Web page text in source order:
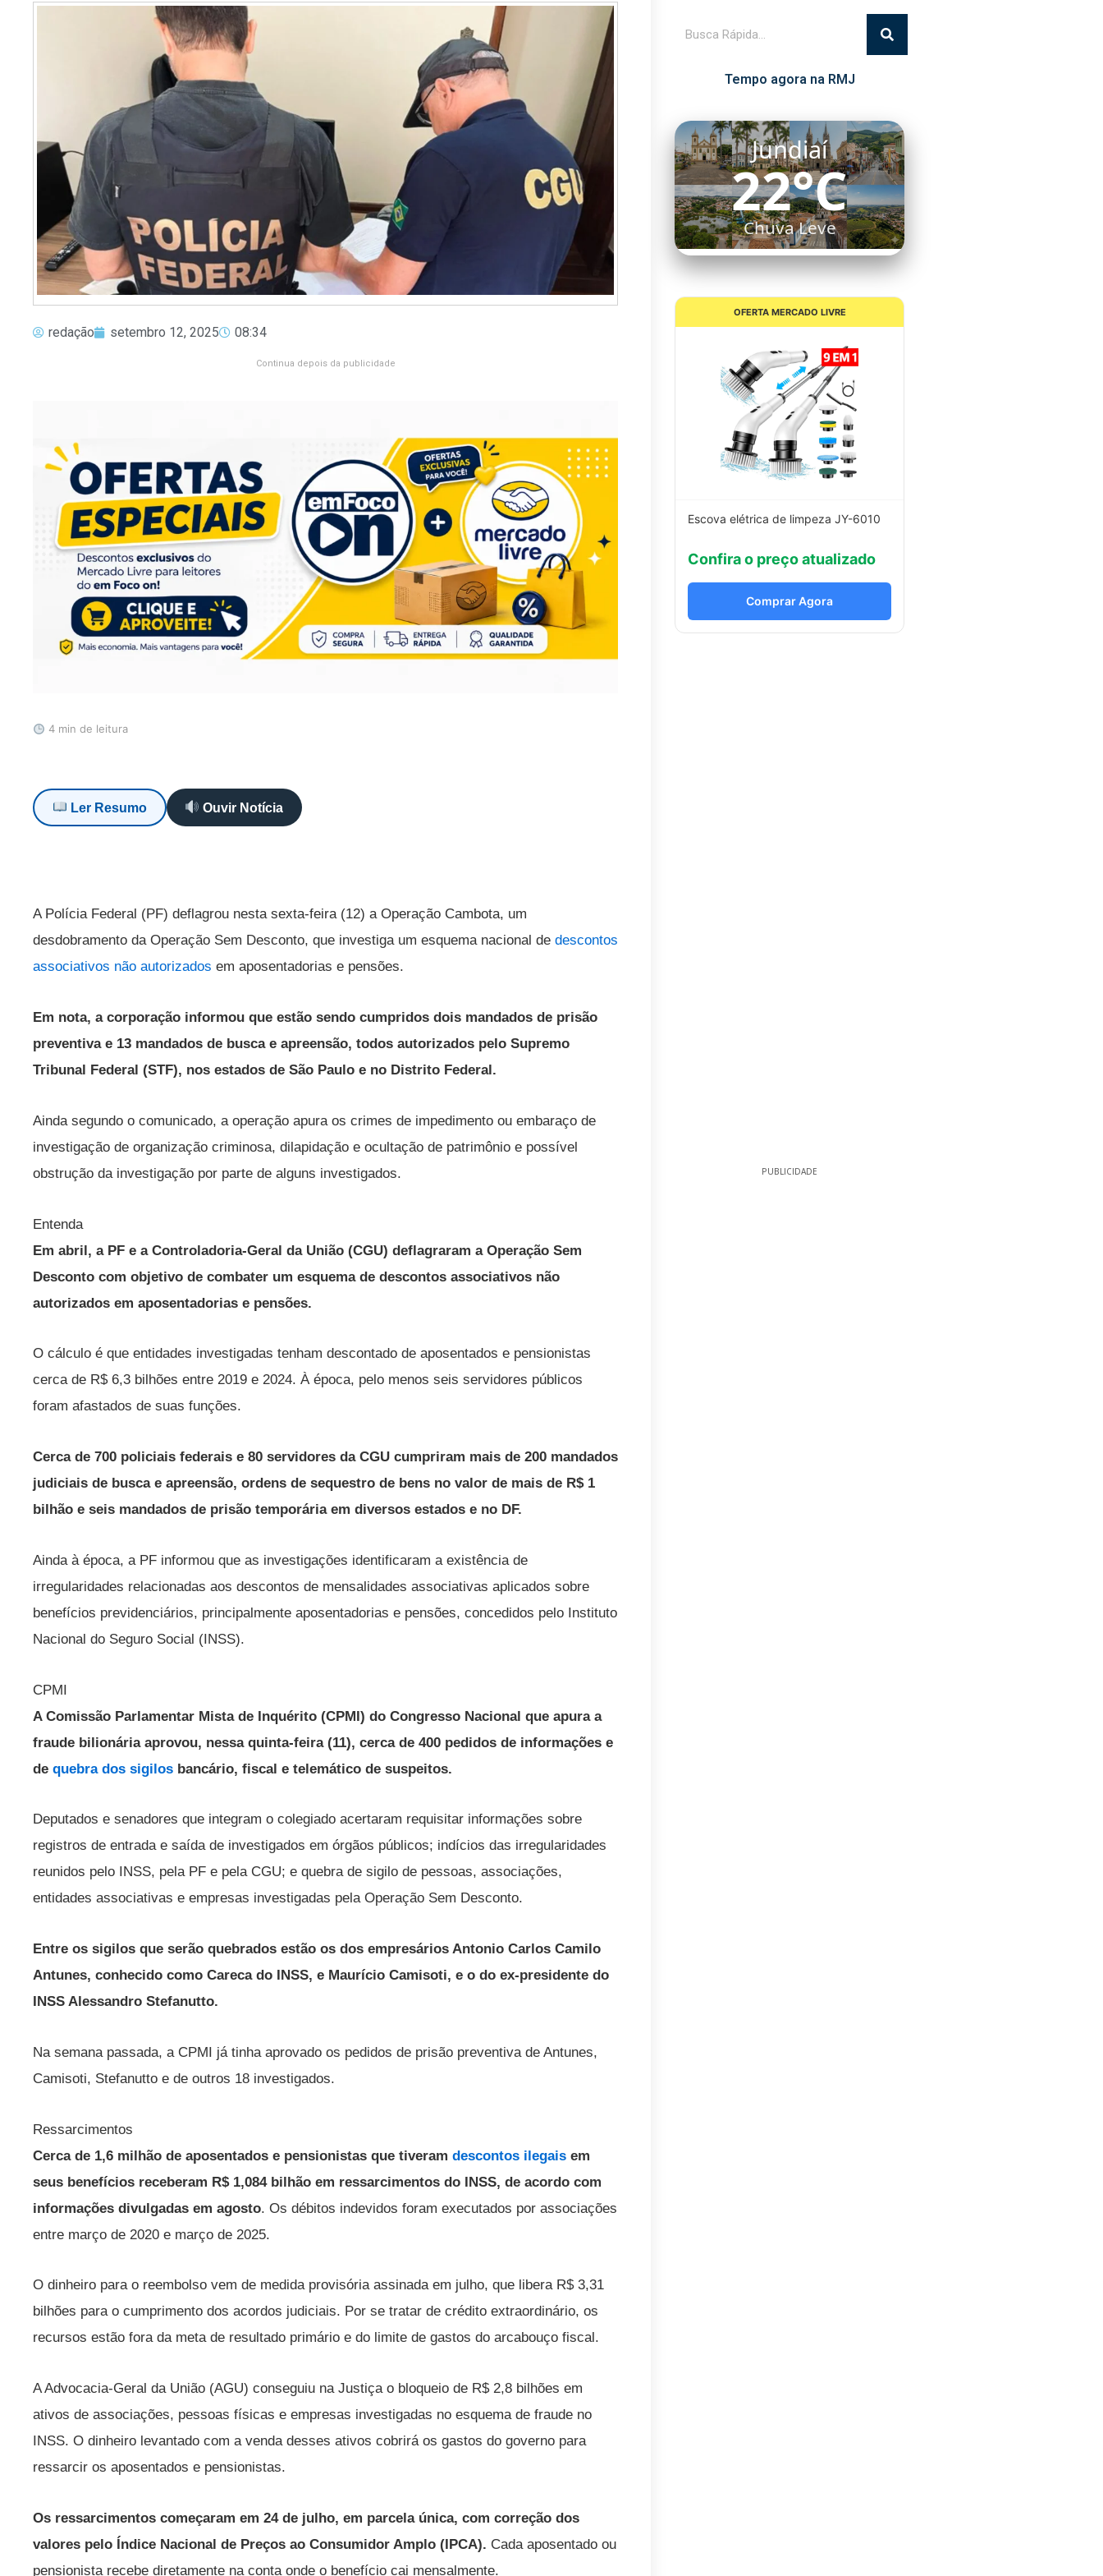
redação setembro 12, 2025 08:34
Continua depois da publicidade
4 min de leitura
Ler Resumo Ouvir Notícia
A Polícia Federal (PF) deflagrou nesta sexta-feira (12) a Operação Cambota, um
desdobramento da Operação Sem Desconto, que investiga um esquema nacional de descontos
associativos não autorizados em aposentadorias e pensões.
Em nota, a corporação informou que estão sendo cumpridos dois mandados de prisão
preventiva e 13 mandados de busca e apreensão, todos autorizados pelo Supremo
Tribunal Federal (STF), nos estados de São Paulo e no Distrito Federal.
Ainda segundo o comunicado, a operação apura os crimes de impedimento ou embaraço de
investigação de organização criminosa, dilapidação e ocultação de patrimônio e possível
obstrução da investigação por parte de alguns investigados.
Entenda
Em abril, a PF e a Controladoria-Geral da União (CGU) deflagraram a Operação Sem
Desconto com objetivo de combater um esquema de descontos associativos não
autorizados em aposentadorias e pensões.
O cálculo é que entidades investigadas tenham descontado de aposentados e pensionistas
cerca de R$ 6,3 bilhões entre 2019 e 2024. À época, pelo menos seis servidores públicos
foram afastados de suas funções.
Cerca de 700 policiais federais e 80 servidores da CGU cumpriram mais de 200 mandados
judiciais de busca e apreensão, ordens de sequestro de bens no valor de mais de R$ 1
bilhão e seis mandados de prisão temporária em diversos estados e no DF.
Ainda à época, a PF informou que as investigações identificaram a existência de
irregularidades relacionadas aos descontos de mensalidades associativas aplicados sobre
benefícios previdenciários, principalmente aposentadorias e pensões, concedidos pelo Instituto
Nacional do Seguro Social (INSS).
CPMI
A Comissão Parlamentar Mista de Inquérito (CPMI) do Congresso Nacional que apura a
fraude bilionária aprovou, nessa quinta-feira (11), cerca de 400 pedidos de informações e
de quebra dos sigilos bancário, fiscal e telemático de suspeitos.
Deputados e senadores que integram o colegiado acertaram requisitar informações sobre
registros de entrada e saída de investigados em órgãos públicos; indícios das irregularidades
reunidos pelo INSS, pela PF e pela CGU; e quebra de sigilo de pessoas, associações,
entidades associativas e empresas investigadas pela Operação Sem Desconto.
Entre os sigilos que serão quebrados estão os dos empresários Antonio Carlos Camilo
Antunes, conhecido como Careca do INSS, e Maurício Camisoti, e o do ex-presidente do
INSS Alessandro Stefanutto.
Na semana passada, a CPMI já tinha aprovado os pedidos de prisão preventiva de Antunes,
Camisoti, Stefanutto e de outros 18 investigados.
Ressarcimentos
Cerca de 1,6 milhão de aposentados e pensionistas que tiveram descontos ilegais em
seus benefícios receberam R$ 1,084 bilhão em ressarcimentos do INSS, de acordo com
informações divulgadas em agosto. Os débitos indevidos foram executados por associações
entre março de 2020 e março de 2025.
O dinheiro para o reembolso vem de medida provisória assinada em julho, que libera R$ 3,31
bilhões para o cumprimento dos acordos judiciais. Por se tratar de crédito extraordinário, os
recursos estão fora da meta de resultado primário e do limite de gastos do arcabouço fiscal.
A Advocacia-Geral da União (AGU) conseguiu na Justiça o bloqueio de R$ 2,8 bilhões em
ativos de associações, pessoas físicas e empresas investigadas no esquema de fraude no
INSS. O dinheiro levantado com a venda desses ativos cobrirá os gastos do governo para
ressarcir os aposentados e pensionistas.
Os ressarcimentos começaram em 24 de julho, em parcela única, com correção dos
valores pelo Índice Nacional de Preços ao Consumidor Amplo (IPCA). Cada aposentado ou
pensionista recebe diretamente na conta onde o benefício cai mensalmente.
Tempo agora na RMJ
Itatiba
22°C
Chuva Leve
OFERTA MERCADO LIVRE
Escova elétrica de limpeza JY-6010
Confira o preço atualizado
Comprar Agora
PUBLICIDADE